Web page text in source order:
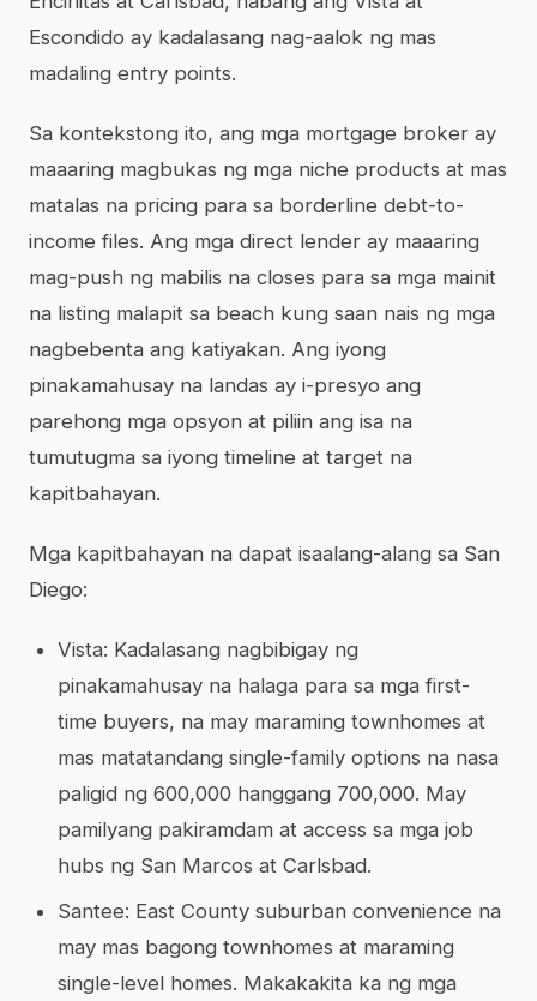
Escondido ay kadalasang nag-aalok ng mas
madaling entry points.
Sa kontekstong ito, ang mga mortgage broker ay
maaaring magbukas ng mga niche products at mas
matalas na pricing para sa borderline debt-to-
income files. Ang mga direct lender ay maaaring
mag-push ng mabilis na closes para sa mga mainit
na listing malapit sa beach kung saan nais ng mga
nagbebenta ang katiyakan. Ang iyong
pinakamahusay na landas ay i-presyo ang
parehong mga opsyon at piliin ang isa na
tumutugma sa iyong timeline at target na
kapitbahayan.
Mga kapitbahayan na dapat isaalang-alang sa San
Diego:
Vista: Kadalasang nagbibigay ng
pinakamahusay na halaga para sa mga first-
time buyers, na may maraming townhomes at
mas matatandang single-family options na nasa
paligid ng 600,000 hanggang 700,000. May
pamilyang pakiramdam at access sa mga job
hubs ng San Marcos at Carlsbad.
Santee: East County suburban convenience na
may mas bagong townhomes at maraming
single-level homes. Makakakita ka ng mga